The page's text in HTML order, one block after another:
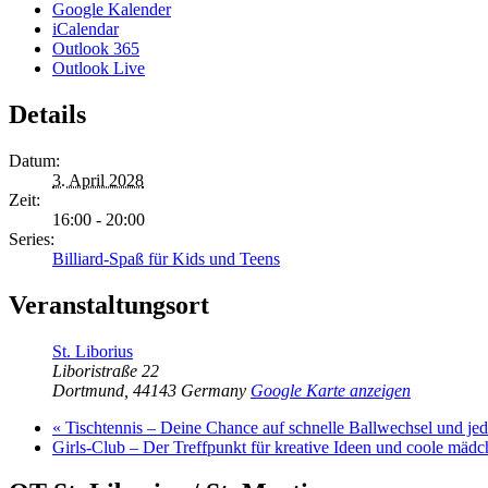
Google Kalender
iCalendar
Outlook 365
Outlook Live
Details
Datum:
3. April 2028
Zeit:
16:00 - 20:00
Series:
Billiard-Spaß für Kids und Teens
Veranstaltungsort
St. Liborius
Liboristraße 22
Dortmund 44143 Germany Google Karte anzeigen
« Tischtennis – Deine Chance auf schnelle Ballwechsel und
Girls-Club – Der Treffpunkt für kreative Ideen und coole